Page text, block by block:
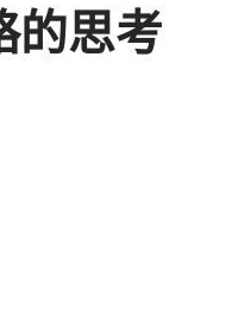
的思考